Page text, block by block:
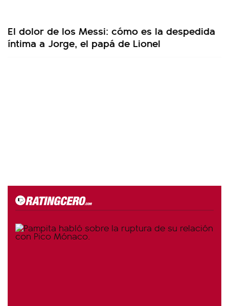
El dolor de los Messi: cómo es la despedida
íntima a Jorge, el papá de Lionel